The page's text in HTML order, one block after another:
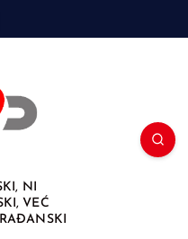
NI
VEĆ